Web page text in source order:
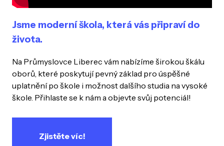
Jsme moderní škola, která vás připraví do
života.
Na Průmyslovce Liberec vám nabízíme širokou škálu
oborů, které poskytují pevný základ pro úspěšné
uplatnění po škole i možnost dalšího studia na vysoké
škole. Přihlaste se k nám a objevte svůj potenciál!
Zjistěte víc!